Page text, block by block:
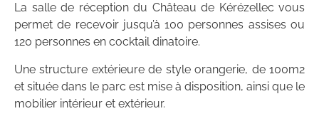
La salle de réception du Château de Kérézellec vous
permet de recevoir jusqu’à 100 personnes assises ou
120 personnes en cocktail dinatoire.
Une structure extérieure de style orangerie, de 100m2
et située dans le parc est mise à disposition, ainsi que le
mobilier intérieur et extérieur.